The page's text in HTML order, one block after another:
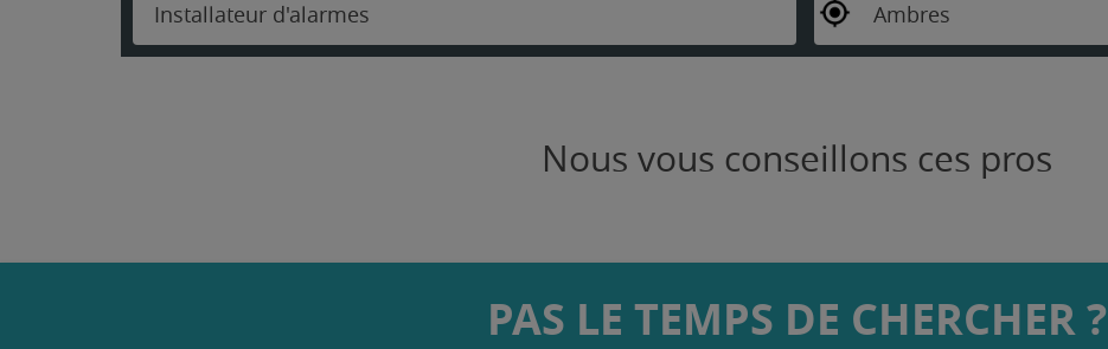
Installateur d'alarmes Ambres
Nous vous conseillons ces pros
PAS LE TEMPS DE CHERCHER ?